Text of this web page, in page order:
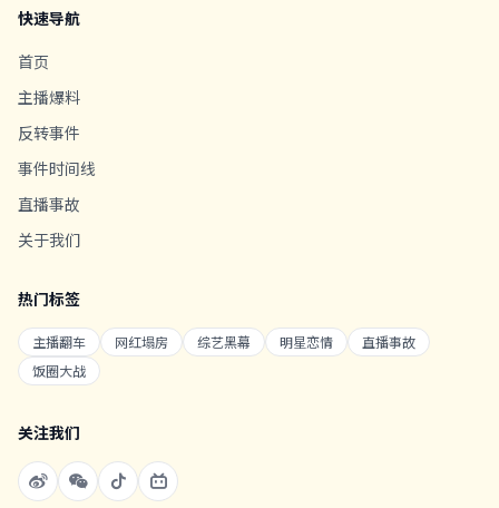
快速导航
首页
主播爆料
反转事件
事件时间线
直播事故
关于我们
热门标签
主播翻车 网红塌房 综艺黑幕 明星恋情
直播事故
饭圈大战
关注我们